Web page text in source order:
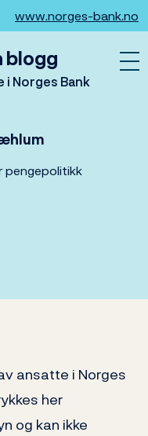
www.norges-bank.no
blogg
Norges Bank
pengepolitikk
ansatte i Norges
her
og kan ikke